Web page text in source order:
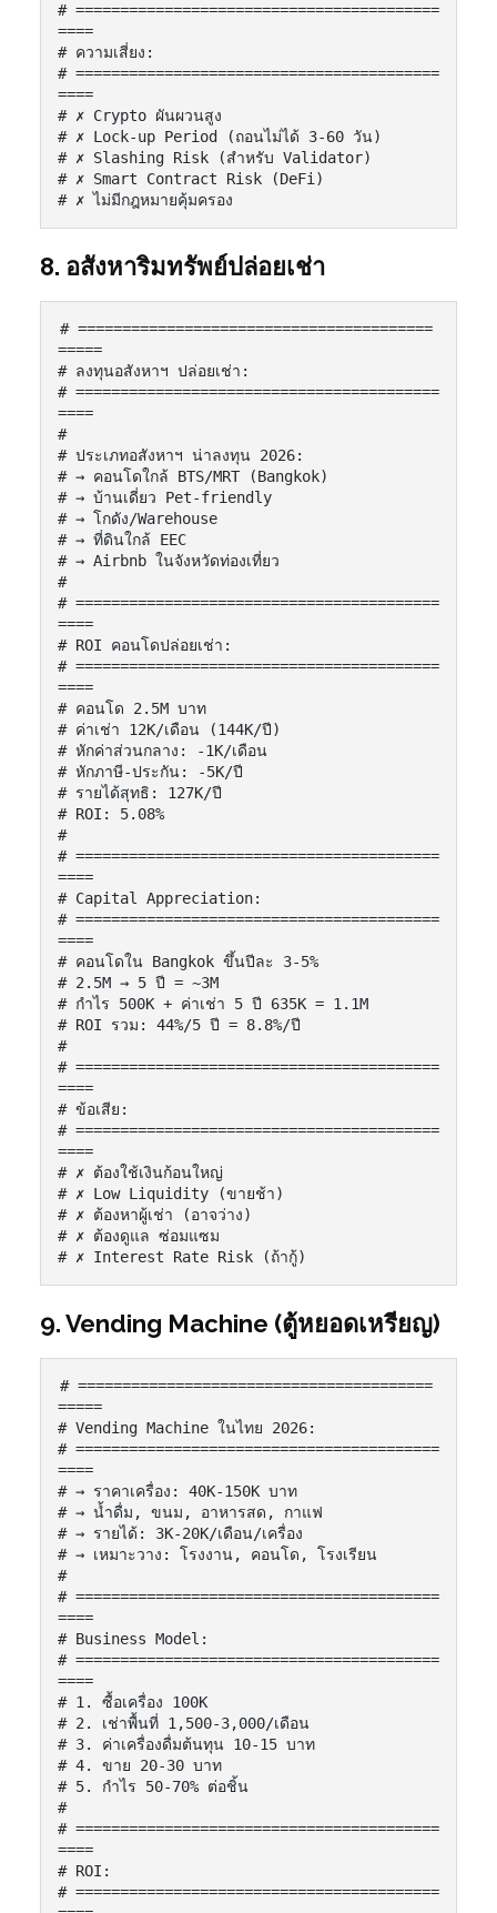
# =========================================
====
# ความเสี่ยง:
# =========================================
====
# ✗ Crypto ผันผวนสูง
# ✗ Lock-up Period (ถอนไม่ได้ 3-60 วัน)
# ✗ Slashing Risk (สำหรับ Validator)
# ✗ Smart Contract Risk (DeFi)
# ✗ ไม่มีกฎหมายคุ้มครอง
8. อสังหาริมทรัพย์ปล่อยเช่า
# ========================================
=====
# ลงทุนอสังหาฯ ปล่อยเช่า:
# =========================================
====
#
# ประเภทอสังหาฯ น่าลงทุน 2026:
# → คอนโดใกล้ BTS/MRT (Bangkok)
# → บ้านเดี่ยว Pet-friendly
# → โกดัง/Warehouse
# → ที่ดินใกล้ EEC
# → Airbnb ในจังหวัดท่องเที่ยว
#
# =========================================
====
# ROI คอนโดปล่อยเช่า:
# =========================================
====
# คอนโด 2.5M บาท
# ค่าเช่า 12K/เดือน (144K/ปี)
# หักค่าส่วนกลาง: -1K/เดือน
# หักภาษี-ประกัน: -5K/ปี
# รายได้สุทธิ: 127K/ปี
# ROI: 5.08%
#
# =========================================
====
# Capital Appreciation:
# =========================================
====
# คอนโดใน Bangkok ขึ้นปีละ 3-5%
# 2.5M → 5 ปี = ~3M
# กำไร 500K + ค่าเช่า 5 ปี 635K = 1.1M
# ROI รวม: 44%/5 ปี = 8.8%/ปี
#
# =========================================
====
# ข้อเสีย:
# =========================================
====
# ✗ ต้องใช้เงินก้อนใหญ่
# ✗ Low Liquidity (ขายช้า)
# ✗ ต้องหาผู้เช่า (อาจว่าง)
# ✗ ต้องดูแล ซ่อมแซม
# ✗ Interest Rate Risk (ถ้ากู้)
9. Vending Machine (ตู้หยอดเหรียญ)
# ========================================
=====
# Vending Machine ในไทย 2026:
# =========================================
====
# → ราคาเครื่อง: 40K-150K บาท
# → น้ำดื่ม, ขนม, อาหารสด, กาแฟ
# → รายได้: 3K-20K/เดือน/เครื่อง
# → เหมาะวาง: โรงงาน, คอนโด, โรงเรียน
#
# =========================================
====
# Business Model:
# =========================================
====
# 1. ซื้อเครื่อง 100K
# 2. เช่าพื้นที่ 1,500-3,000/เดือน
# 3. ค่าเครื่องดื่มต้นทุน 10-15 บาท
# 4. ขาย 20-30 บาท
# 5. กำไร 50-70% ต่อชิ้น
#
# =========================================
====
# ROI:
# =========================================